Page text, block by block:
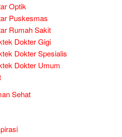
Optik
Puskesmas
Rumah Sakit
Dokter Gigi
Dokter Spesialis
Dokter Umum
Sehat